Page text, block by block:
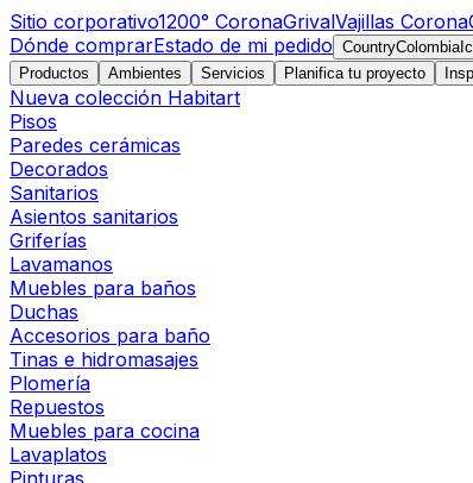
Sitio corporativo1200° CoronaGrivalVajillas Corona
Dónde comprarEstado de mi pedido
Productos
Ambientes Servicios Planifica tu proyecto
Nueva colección Habitart
Pisos
Paredes cerámicas
Decorados
Sanitarios
Asientos sanitarios
Griferías
Lavamanos
Muebles para baños
Duchas
Accesorios para baño
Tinas e hidromasajes
Plomería
Repuestos
Muebles para cocina
Lavaplatos
Pinturas